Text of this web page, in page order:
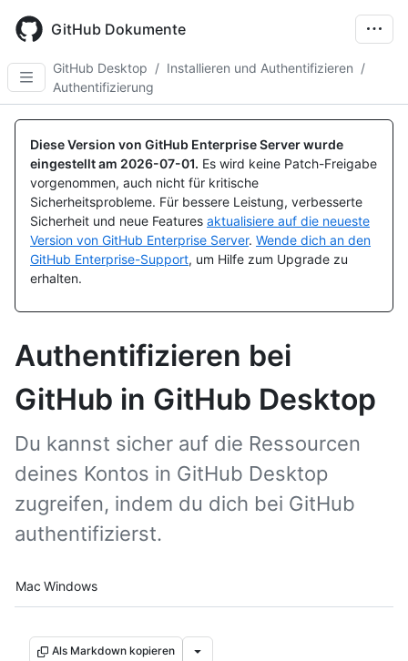
main
content
GitHub Dokumente
GitHub Desktop / Installieren und Authentifizieren /
Authentifizierung
Diese Version von GitHub Enterprise Server wurde
eingestellt am 2026-07-01. Es wird keine Patch-Freigabe
vorgenommen, auch nicht für kritische
Sicherheitsprobleme. Für bessere Leistung, verbesserte
Sicherheit und neue Features aktualisiere auf die neueste
Version von GitHub Enterprise Server. Wende dich an den
GitHub Enterprise-Support, um Hilfe zum Upgrade zu
erhalten.
Authentifizieren bei
GitHub in GitHub Desktop
Du kannst sicher auf die Ressourcen
deines Kontos in GitHub Desktop
zugreifen, indem du dich bei GitHub
authentifizierst.
Platform navigation
Mac Windows
Als Markdown kopieren